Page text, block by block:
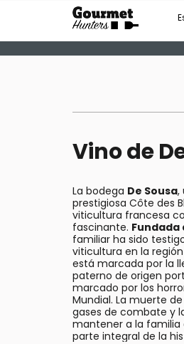
Vino de
La bodega De Sousa,
prestigiosa Côte des
viticultura francesa
fascinante. Fundada
familiar ha sido
viticultura en la
está marcada por la
paterno de origen
marcado por los
Mundial. La muerte
gases de combate y
mantener a la familia
parte integral de la